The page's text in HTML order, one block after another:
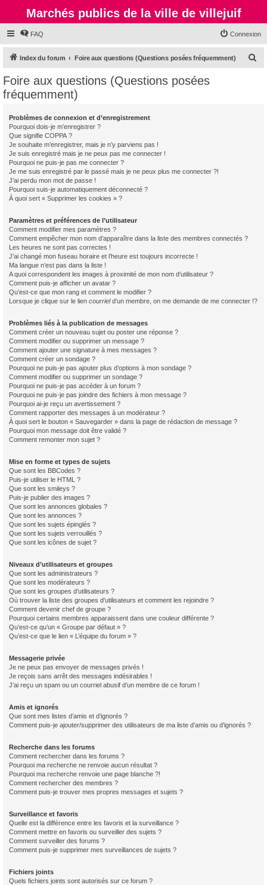
Marchés publics de la ville de villejuif
FAQ Connexion
Index du forum Foire aux questions (Questions posées fréquemment)
Foire aux questions (Questions posées
fréquemment)
Problèmes de connexion et d’enregistrement
Pourquoi dois-je m’enregistrer ?
Que signifie COPPA ?
Je souhaite m’enregistrer, mais je n’y parviens pas !
Je suis enregistré mais je ne peux pas me connecter !
Pourquoi ne puis-je pas me connecter ?
Je me suis enregistré par le passé mais je ne peux plus me connecter ?!
J’ai perdu mon mot de passe !
Pourquoi suis-je automatiquement déconnecté ?
À quoi sert « Supprimer les cookies » ?
Paramètres et préférences de l’utilisateur
Comment modifier mes paramètres ?
Comment empêcher mon nom d’apparaître dans la liste des membres connectés ?
Les heures ne sont pas correctes !
J’ai changé mon fuseau horaire et l’heure est toujours incorrecte !
Ma langue n’est pas dans la liste !
A quoi correspondent les images à proximité de mon nom d’utilisateur ?
Comment puis-je afficher un avatar ?
Qu’est-ce que mon rang et comment le modifier ?
Lorsque je clique sur le lien courrield’un membre, on me demande de me connecter !?
Problèmes liés à la publication de messages
Comment créer un nouveau sujet ou poster une réponse ?
Comment modifier ou supprimer un message ?
Comment ajouter une signature à mes messages ?
Comment créer un sondage ?
Pourquoi ne puis-je pas ajouter plus d’options à mon sondage ?
Comment modifier ou supprimer un sondage ?
Pourquoi ne puis-je pas accéder à un forum ?
Pourquoi ne puis-je pas joindre des fichiers à mon message ?
Pourquoi ai-je reçu un avertissement ?
Comment rapporter des messages à un modérateur ?
À quoi sert le bouton « Sauvegarder » dans la page de rédaction de message ?
Pourquoi mon message doit être validé ?
Comment remonter mon sujet ?
Mise en forme et types de sujets
Que sont les BBCodes ?
Puis-je utiliser le HTML ?
Que sont les smileys ?
Puis-je publier des images ?
Que sont les annonces globales ?
Que sont les annonces ?
Que sont les sujets épinglés ?
Que sont les sujets verrouillés ?
Que sont les icônes de sujet ?
Niveaux d’utilisateurs et groupes
Que sont les administrateurs ?
Que sont les modérateurs ?
Que sont les groupes d’utilisateurs ?
Où trouver la liste des groupes d’utilisateurs et comment les rejoindre ?
Comment devenir chef de groupe ?
Pourquoi certains membres apparaissent dans une couleur différente ?
Qu’est-ce qu’un « Groupe par défaut » ?
Qu’est-ce que le lien « L’équipe du forum » ?
Messagerie privée
Je ne peux pas envoyer de messages privés !
Je reçois sans arrêt des messages indésirables !
J’ai reçu un spam ou un courriel abusif d’un membre de ce forum !
Amis et ignorés
Que sont mes listes d’amis et d’ignorés ?
Comment puis-je ajouter/supprimer des utilisateurs de ma liste d’amis ou d’ignorés ?
Recherche dans les forums
Comment rechercher dans les forums ?
Pourquoi ma recherche ne renvoie aucun résultat ?
Pourquoi ma recherche renvoie une page blanche ?!
Comment rechercher des membres ?
Comment puis-je trouver mes propres messages et sujets ?
Surveillance et favoris
Quelle est la différence entre les favoris et la surveillance ?
Comment mettre en favoris ou surveiller des sujets ?
Comment surveiller des forums ?
Comment puis-je supprimer mes surveillances de sujets ?
Fichiers joints
Quels fichiers joints sont autorisés sur ce forum ?